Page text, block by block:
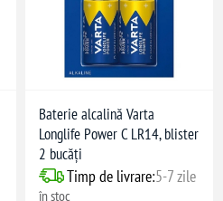
Baterie alcalină Varta
Longlife Power C LR14, blister
2 bucăți
Timp de livrare:5-7 zile
în stoc